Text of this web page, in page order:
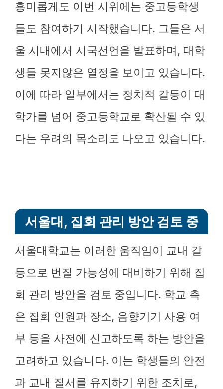
흥미롭게도 이번 시위에는 중고등학생
들도 참여하기 시작했습니다. 그들은 서
울 시내에서 시국선언을 발표하며, 대학
생들 못지않은 열정을 보이고 있습니다.
이에 따라 일부에서는 정치적 갈등이 대
학가를 넘어 중고등학교로 확산될 수 있
다는 우려의 목소리도 나오고 있습니다.
서울대, 집회 관리 방안 검토 중
서울대학교는 이러한 움직임이 교내 갈
등으로 번질 가능성에 대비하기 위해 집
회 관리 방안을 검토 중입니다. 학교 측
은 집회 인원과 장소, 음향기기 사용 여
부 등을 사전에 신고하도록 하는 방안을
고려하고 있습니다. 이는 학생들의 안전
과 교내 질서를 유지하기 위한 조치로,